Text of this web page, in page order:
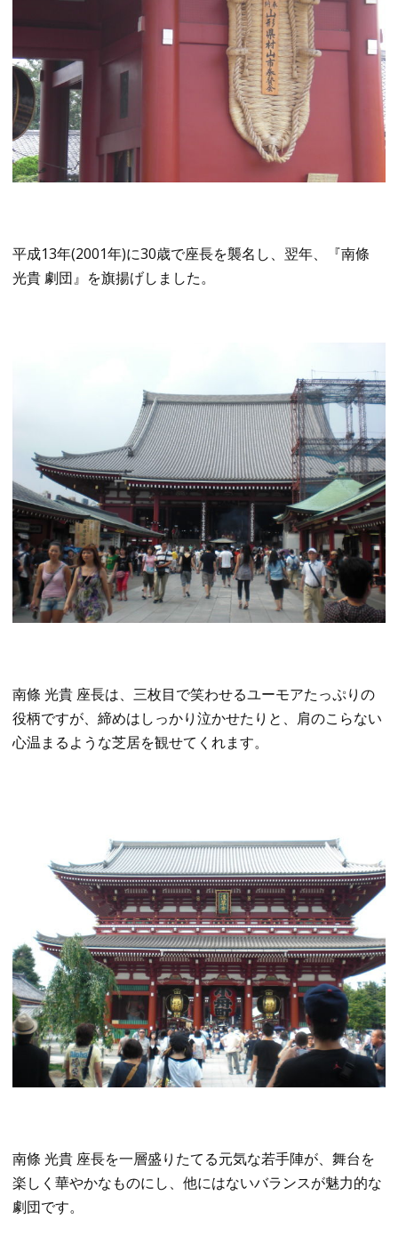
平成13年(2001年)に30歳で座長を襲名し、翌年、『南條
光貴 劇団』を旗揚げしました。
南條 光貴 座長は、三枚目で笑わせるユーモアたっぷりの
役柄ですが、締めはしっかり泣かせたりと、肩のこらない
心温まるような芝居を観せてくれます。
南條 光貴 座長を一層盛りたてる元気な若手陣が、舞台を
楽しく華やかなものにし、他にはないバランスが魅力的な
劇団です。